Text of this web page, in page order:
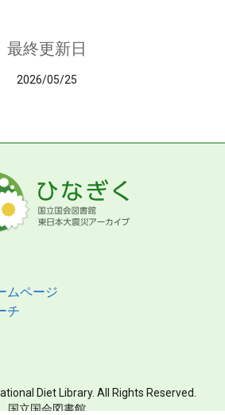
最終更新日
2026/05/25
ムページ
チ
Diet Library. All Rights Reserved.